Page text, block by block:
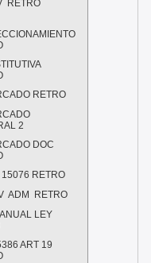
RETRO
RETRO
2
DOC
15076 RETRO
ADM RETRO
LEY
ART 19